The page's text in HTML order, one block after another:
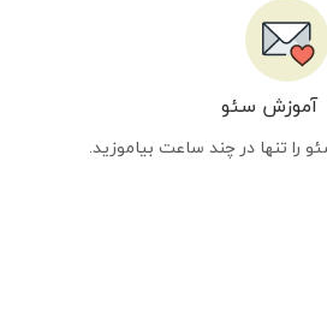
آموزش سئو
را تنها در چند ساعت بیاموزید.